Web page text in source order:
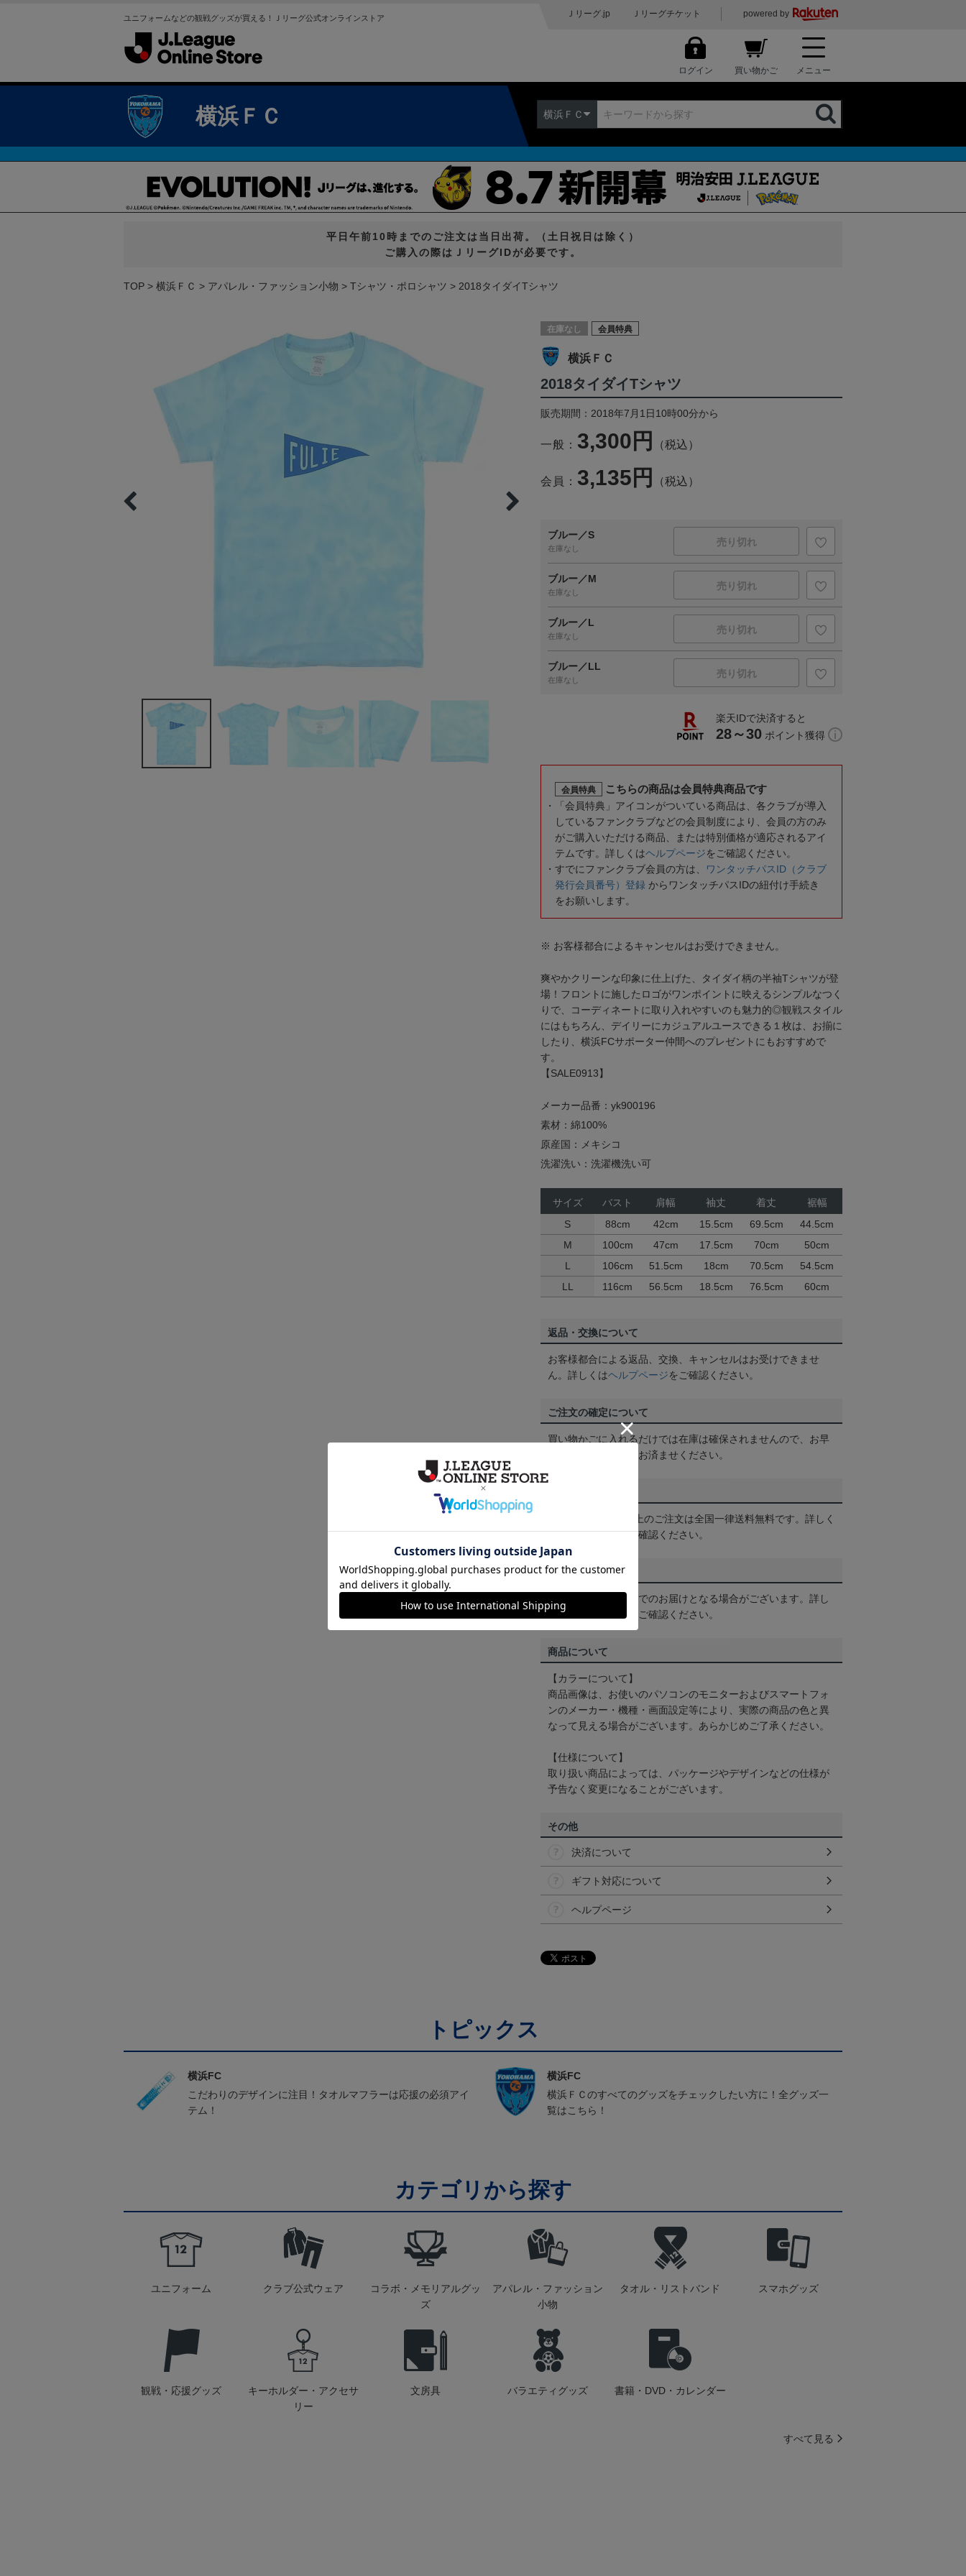
ユニフォームなどの観戦グッズが買える！Ｊリーグ公式オンラインストア Ｊリーグ.jp Ｊリーグチケット powered by
ログイン 買い物かご メニュー
横浜ＦＣ 横浜ＦＣ
平日午前10時までのご注文は当日出荷。（土日祝日は除く）
ご購入の際はＪリーグIDが必要です。
TOP 横浜ＦＣ アパレル・ファッション小物 Tシャツ・ポロシャツ 2018タイダイTシャツ
在庫なし 会員特典
横浜ＦＣ
2018タイダイTシャツ
販売期間：2018年7月1日10時00分から
一般： 3,300円 （税込）
会員： 3,135円 （税込）
ブルー／S
在庫なし
売り切れ
ブルー／M
在庫なし
売り切れ
ブルー／L
在庫なし
売り切れ
ブルー／LL
在庫なし
売り切れ
楽天IDで決済すると
28～30 ポイント獲得
会員特典 こちらの商品は会員特典商品です
「会員特典」アイコンがついている商品は、各クラブが導入
しているファンクラブなどの会員制度により、会員の方のみ
がご購入いただける商品、または特別価格が適応されるアイ
テムです。詳しくはヘルプページをご確認ください。
すでにファンクラブ会員の方は、
ワンタッチパスID（クラブ
発行会員番号）登録 からワンタッチパスIDの紐付け手続き
をお願いします。
※ お客様都合によるキャンセルはお受けできません。
爽やかクリーンな印象に仕上げた、タイダイ柄の半袖Tシャツが登
場！フロントに施したロゴがワンポイントに映えるシンプルなつく
りで、コーディネートに取り入れやすいのも魅力的◎観戦スタイル
にはもちろん、デイリーにカジュアルユースできる１枚は、お揃に
したり、横浜FCサポーター仲間へのプレゼントにもおすすめで
す。
【SALE0913】
メーカー品番：yk900196
素材：綿100%
原産国：メキシコ
洗濯洗い：洗濯機洗い可
サイズ バスト 肩幅 袖丈 着丈
裾幅
S
88cm 42cm 15.5cm 69.5cm
44.5cm
M
100cm 47cm 17.5cm 70cm
50cm
L
106cm 51.5cm 18cm 70.5cm
54.5cm
LL
116cm 56.5cm 18.5cm 76.5cm 60cm
返品・交換について
お客様都合による返品、交換、キャンセルはお受けできませ
ん。詳しくはヘルプページをご確認ください。
ご注文の確定について
買い物かごに入れるだけでは在庫は確保されませんので、お早
めにご購入手続きをお済ませください。
3,980円（税込）以上のご注文は全国一律送料無料です。詳しく
はヘルプページをご確認ください。
配送方法について
一部商品はメール便でのお届けとなる場合がございます。詳し
くは
ヘルプページ をご確認ください。
商品について
【カラーについて】
商品画像は、お使いのパソコンのモニターおよびスマートフォ
ンのメーカー・機種・画面設定等により、実際の商品の色と異
なって見える場合がございます。あらかじめご了承ください。
【仕様について】
取り扱い商品によっては、パッケージやデザインなどの仕様が
予告なく変更になることがございます。
その他
決済について
ギフト対応について
ヘルプページ
トピックス
横浜FC
こだわりのデザインに注目！タオルマフラーは応援の必須アイ
テム！
横浜FC
横浜ＦＣのすべてのグッズをチェックしたい方に！全グッズ一
覧はこちら！
カテゴリから探す
ユニフォーム クラブ公式ウェア
コラボ・メモリアルグッ
ズ
アパレル・ファッション
小物
タオル・リストバンド スマホグッズ
観戦・応援グッズ
キーホルダー・アクセサ
リー
文房具 バラエティグッズ 書籍・DVD・カレンダー
すべて見る